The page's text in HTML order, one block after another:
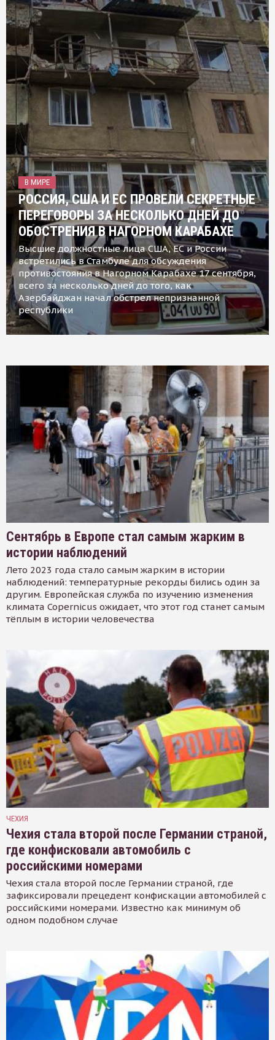
В МИРЕ
РОССИЯ, США И ЕС ПРОВЕЛИ СЕКРЕТНЫЕ
ПЕРЕГОВОРЫ ЗА НЕСКОЛЬКО ДНЕЙ ДО
ОБОСТРЕНИЯ В НАГОРНОМ КАРАБАХЕ
Высшие должностные лица США, ЕС и России
встретились в Стамбуле для обсуждения
противостояния в Нагорном Карабахе 17 сентября,
всего за несколько дней до того, как
Азербайджан начал обстрел непризнанной
республики
Сентябрь в Европе стал самым жарким в
истории наблюдений
Лето 2023 года стало самым жарким в истории
наблюдений: температурные рекорды бились один за
другим. Европейская служба по изучению изменения
климата Copernicus ожидает, что этот год станет самым
тёплым в истории человечества
ЧЕХИЯ
Чехия стала второй после Германии страной,
где конфисковали автомобиль с
российскими номерами
Чехия стала второй после Германии страной, где
зафиксировали прецедент конфискации автомобилей с
российскими номерами. Известно как минимум об
одном подобном случае